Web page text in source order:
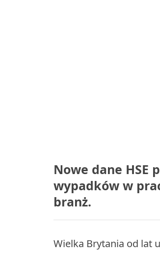
Nowe dane HSE
wypadków w
branż.
Wielka Brytania od lat